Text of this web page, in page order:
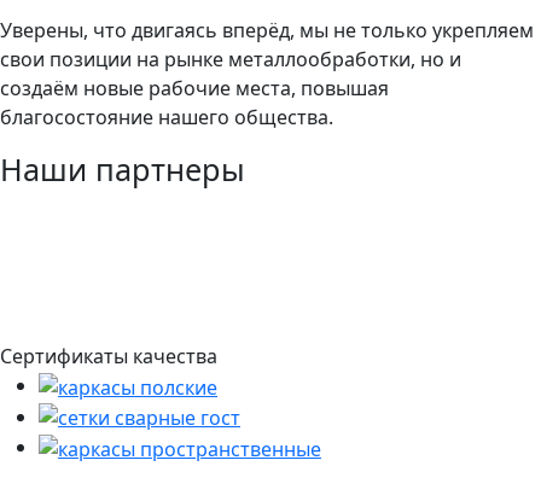
Уверены, что двигаясь вперёд, мы не только укрепляем
свои позиции на рынке металлообработки, но и
создаём новые рабочие места, повышая
благосостояние нашего общества.
Наши партнеры
Сертификаты качества